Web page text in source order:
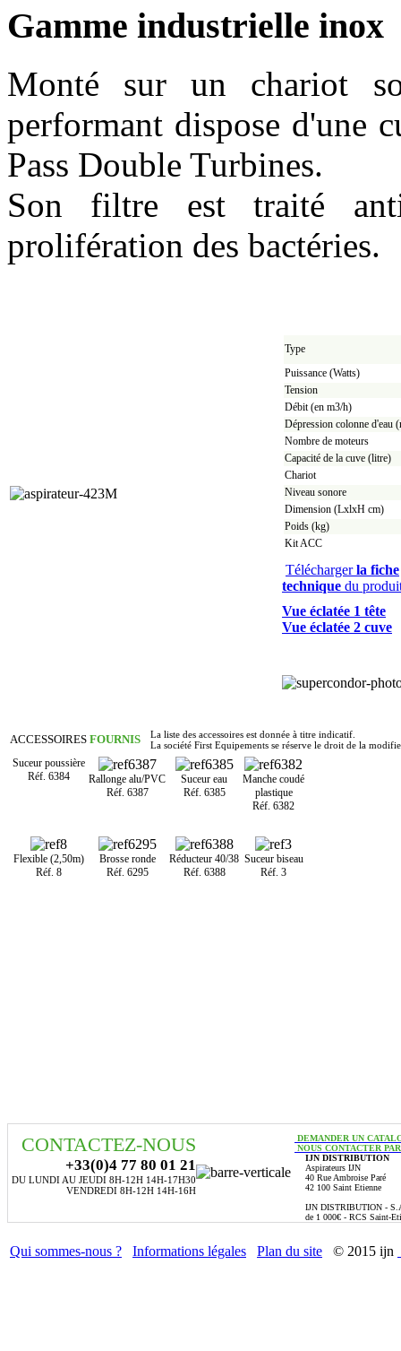
Gamme industrielle inox
Monté sur un chariot
performant dispose d'une
Pass Double Turbines.
Son filtre est traité
prolifération des bactéries.
Type
Puissance (Watts)
Tension
Débit (en m3/h)
Dépression colonne d'eau
Nombre de moteurs
Capacité de la cuve (litre)
Chariot
Niveau sonore
Dimension (LxlxH cm)
Poids (kg)
Kit ACC
Téléchargerla fiche
technique du
Vue éclatée 1 tête
Vue éclatée 2 cuve
ACCESSOIRES FOURNIS
La liste des accessoires est donnée à titre indicatif.
La société First Equipements se réserve le droit de la
Suceur poussière
Réf. 6384
Rallonge alu/PVC
Réf. 6387
Suceur eau
Réf. 6385
Manche coudé
plastique
Réf. 6382
Flexible (2,50m)
Réf. 8
Brosse ronde
Réf. 6295
Réducteur 40/38
Réf. 6388
Suceur biseau
Réf. 3
CONTACTEZ-NOUS
+33(0)4 77 80 01 21
DU LUNDI AU JEUDI 8H-12H 14H-17H30
VENDREDI 8H-12H 14H-16H
DEMANDER UN
NOUS CONTACTER
IJN DISTRIBUTION
Aspirateurs IJN
40 Rue Ambroise Paré
42 100 Saint Etienne
IJN DISTRIBUTION -
de 1 000€ - RCS Saint-
Qui sommes-nous ? Informations légales Plan du site © 2015 ijn